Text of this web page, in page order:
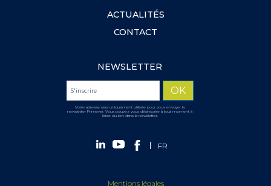
ACTUALITÉS
CONTACT
NEWSLETTER
Votre adresse sera uniquement utilisée pour vous envoyer la
newsletter Primever. Vous pouvez vous désinscrire à tout moment à
l'aide du lien dans la newsletter.
FR
Mentions légales